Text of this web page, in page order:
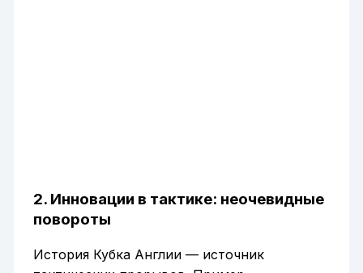
2. Инновации в тактике: неочевидные
повороты
История Кубка Англии — источник